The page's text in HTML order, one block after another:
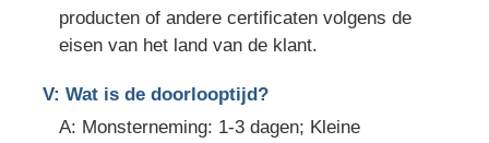
producten of andere certificaten volgens de
eisen van het land van de klant.
V: Wat is de doorlooptijd?
A: Monsterneming: 1-3 dagen; Kleine